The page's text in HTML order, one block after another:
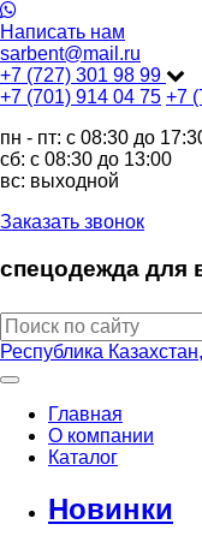
Написать нам
sarbent@mail.ru
+7 (727) 301 98 99
+7 (701) 914 04 75 +7
пн - пт: c 08:30 до
сб: c 08:30 до 13:00
вс: выходной
Заказать звонок
спецодежда для
Республика
Главная
О компании
Каталог
Новинки